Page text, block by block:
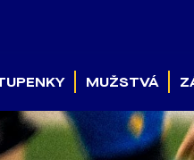
MUŽSTVÁ